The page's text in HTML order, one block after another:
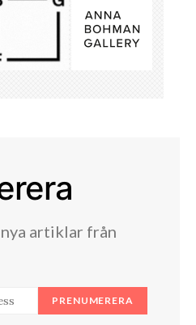
artiklar från
PRENUMERERA